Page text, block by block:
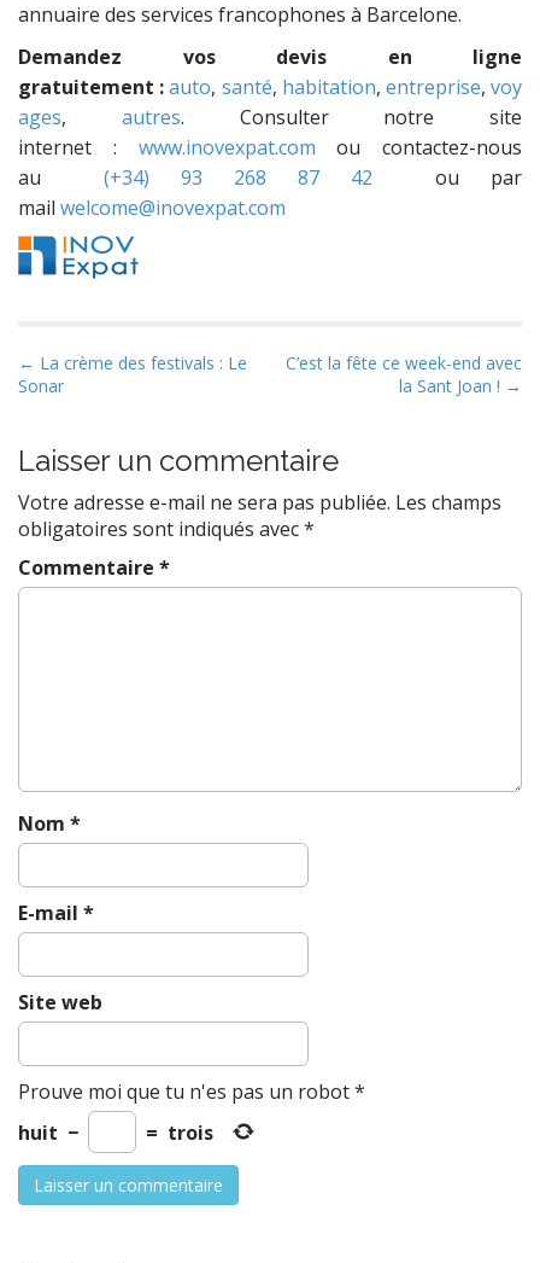
annuaire des services francophones à Barcelone.
Demandez vos devis en ligne
gratuitement :auto, santé, habitation, entreprise,voy
ages, autres. Consulter notre site
internet : www.inovexpat.com ou contactez-nous
au (+34) 93 268 87 42 ou par
mail welcome@inovexpat.com
P
o
t
n
a
v
i
← La crème des festivals : Le
Sonar
C’est la fête ce week-end avec
la Sant Joan ! →
Laisser un commentaire
Votre adresse e-mail ne sera pas publiée. Les champs
obligatoires sont indiqués avec*
Commentaire *
Nom *
E-mail *
Site web
Prouve moi que tu n'es pas un robot*
huit − = trois